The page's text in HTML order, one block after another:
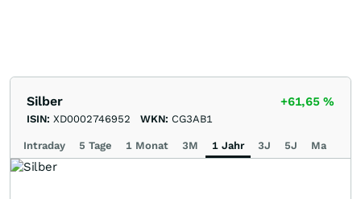
Silber +61,65%
ISIN: XD0002746952 WKN: CG3AB1
Intraday 5 Tage 1 Monat 3M 1 Jahr 3J 5J Max